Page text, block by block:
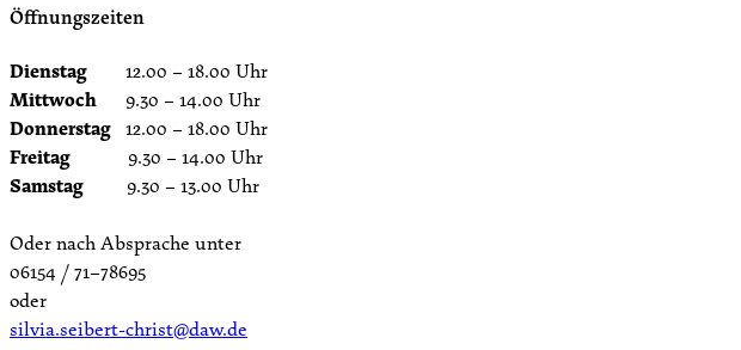
Öffnungszeiten
Dienstag 12.00 – 18.00 Uhr
Mittwoch 9.30 – 14.00 Uhr
Donnerstag 12.00 – 18.00 Uhr
Freitag 9.30 – 14.00 Uhr
Samstag 9.30 – 13.00 Uhr
Oder nach Absprache unter
06154 / 71–78695
oder
silvia.seibert-christ@daw.de